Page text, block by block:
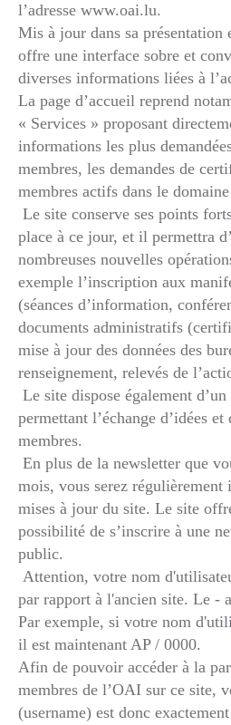
l’adresse www.oai.lu.
Mis à jour dans sa
offre une interface sobre et
diverses informations liées à
La page d’accueil reprend
« Services » proposant
informations les plus
membres, les demandes de
membres actifs dans le
Le site conserve ses points
place à ce jour, et il permettra
nombreuses nouvelles
exemple l’inscription aux
(séances d’information,
documents administratifs
mise à jour des données des
renseignement, relevés de
Le site dispose également
permettant l’échange d’idées
membres.
En plus de la newsletter que
mois, vous serez régulièrement
mises à jour du site. Le site
possibilité de s’inscrire à une
public.
Attention, votre nom
par rapport à l'ancien site. Le -
Par exemple, si votre nom
il est maintenant AP / 0000.
Afin de pouvoir accéder à la
membres de l’OAI sur ce site,
(username) est donc